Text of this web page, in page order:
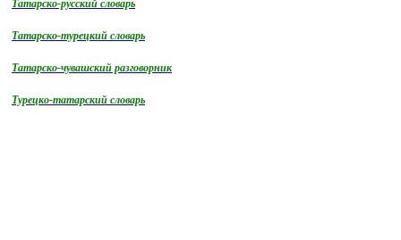
Татарско-русский словарь
Татарско-турецкий словарь
Татарско-чувашский разговорник
Турецко-татарский словарь